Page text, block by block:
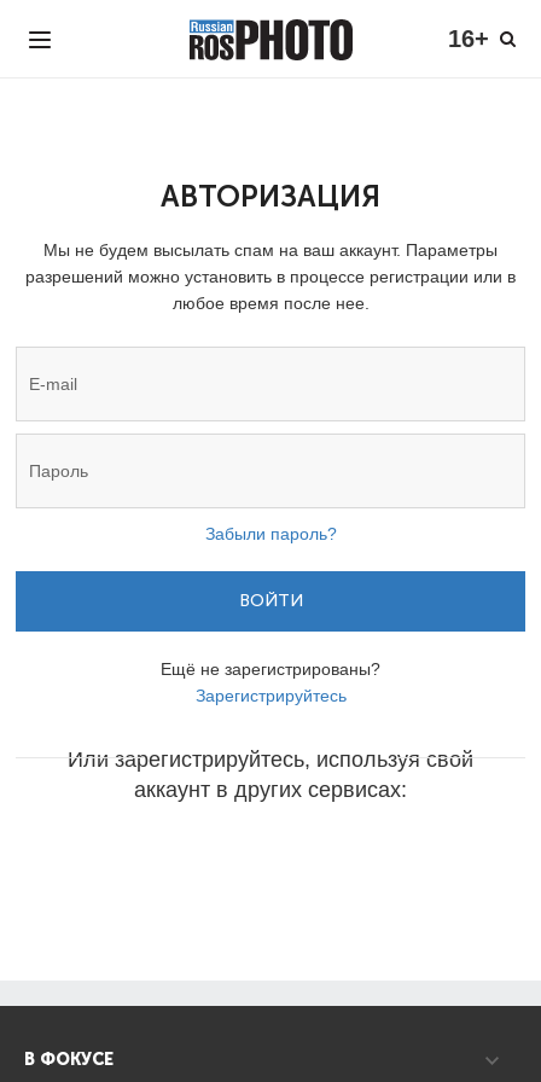
16+
АВТОРИЗАЦИЯ
Мы не будем высылать спам на ваш аккаунт. Параметры
разрешений можно установить в процессе регистрации или в
любое время после нее.
Забыли пароль?
ВОЙТИ
Ещё не зарегистрированы?
Зарегистрируйтесь
Или зарегистрируйтесь, используя свой
аккаунт в других сервисах:
В ФОКУСЕ